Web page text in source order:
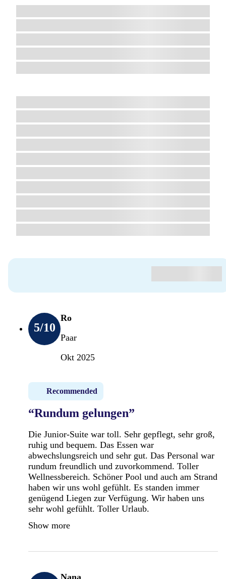
5/10
Ro
Paar
Okt 2025
Recommended
“Rundum gelungen”
Die Junior-Suite war toll. Sehr gepflegt, sehr groß,
ruhig und bequem. Das Essen war
abwechslungsreich und sehr gut. Das Personal war
rundum freundlich und zuvorkommend. Toller
Wellnessbereich. Schöner Pool und auch am Strand
haben wir uns wohl gefühlt. Es standen immer
genügend Liegen zur Verfügung. Wir haben uns
sehr wohl gefühlt. Toller Urlaub.
Show more
Nana